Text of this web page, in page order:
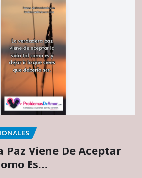
Paz Viene De Aceptar
Es…